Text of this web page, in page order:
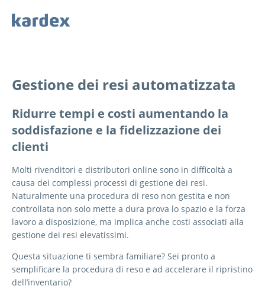
Gestione dei resi automatizzata
Ridurre tempi e costi aumentando la
soddisfazione e la fidelizzazione dei
clienti
Molti rivenditori e distributori online sono in difficoltà a
causa dei complessi processi di gestione dei resi.
Naturalmente una procedura di reso non gestita e non
controllata non solo mette a dura prova lo spazio e la forza
lavoro a disposizione, ma implica anche costi associati alla
gestione dei resi elevatissimi.
Questa situazione ti sembra familiare? Sei pronto a
semplificare la procedura di reso e ad accelerare il ripristino
dell’inventario?